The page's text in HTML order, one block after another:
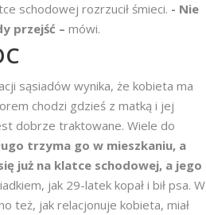
schodowej rozrzucił śmieci. - Nie
przejść – mówi.
sąsiadów wynika, że kobieta ma
chodzi gdzieś z matką i jej
dobrze traktowane. Wiele do
trzyma go w mieszkaniu, a
już na klatce schodowej, a jego
jak 29-latek kopał i bił psa. W
też, jak relacjonuje kobieta, miał